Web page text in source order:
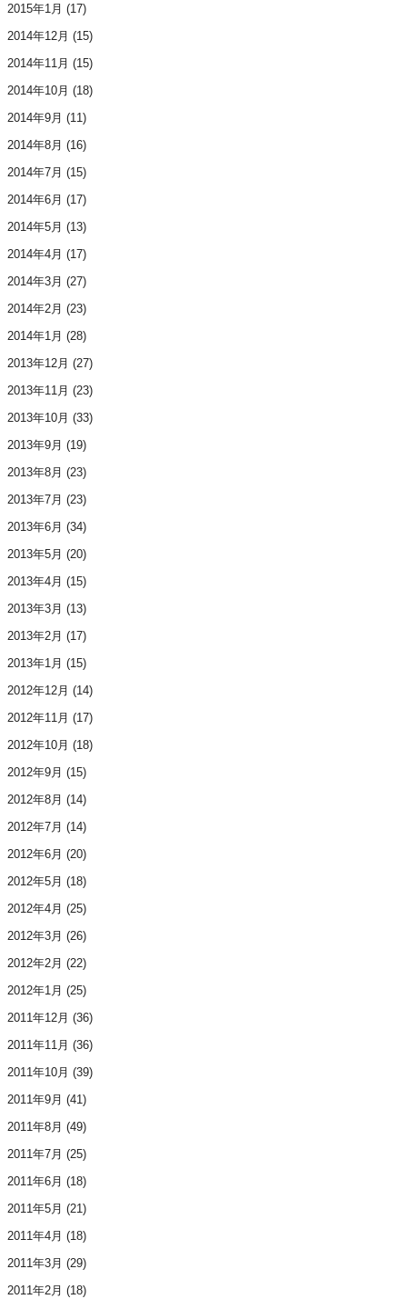
2015年1月 (17)
2014年12月 (15)
2014年11月 (15)
2014年10月 (18)
2014年9月 (11)
2014年8月 (16)
2014年7月 (15)
2014年6月 (17)
2014年5月 (13)
2014年4月 (17)
2014年3月 (27)
2014年2月 (23)
2014年1月 (28)
2013年12月 (27)
2013年11月 (23)
2013年10月 (33)
2013年9月 (19)
2013年8月 (23)
2013年7月 (23)
2013年6月 (34)
2013年5月 (20)
2013年4月 (15)
2013年3月 (13)
2013年2月 (17)
2013年1月 (15)
2012年12月 (14)
2012年11月 (17)
2012年10月 (18)
2012年9月 (15)
2012年8月 (14)
2012年7月 (14)
2012年6月 (20)
2012年5月 (18)
2012年4月 (25)
2012年3月 (26)
2012年2月 (22)
2012年1月 (25)
2011年12月 (36)
2011年11月 (36)
2011年10月 (39)
2011年9月 (41)
2011年8月 (49)
2011年7月 (25)
2011年6月 (18)
2011年5月 (21)
2011年4月 (18)
2011年3月 (29)
2011年2月 (18)